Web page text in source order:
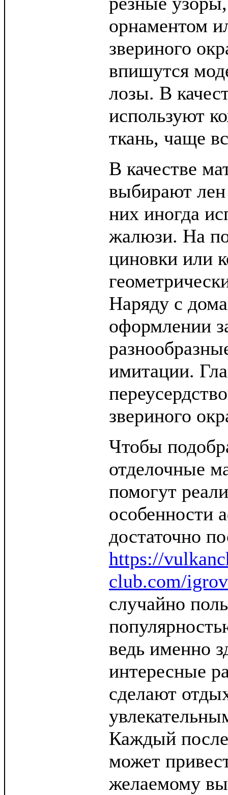
орнаментом
звериного
впишутся
лозы. В
используют
ткань, чаще
В качестве
выбирают
них иногда
жалюзи. На
циновки или
Наряду с
оформлении
имитации.
звериного
Чтобы
отделочные
помогут
особенности
достаточно
https://
club.com/
случайно
ведь именно
интересные
сделают
Каждый
может
желаемому